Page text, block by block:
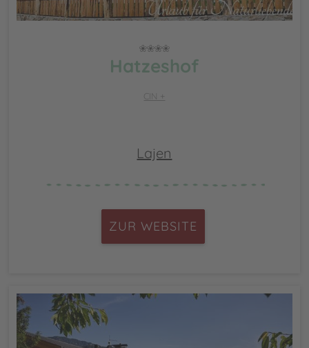
Hatzeshof
CIN +
Lajen
ZUR WEBSITE